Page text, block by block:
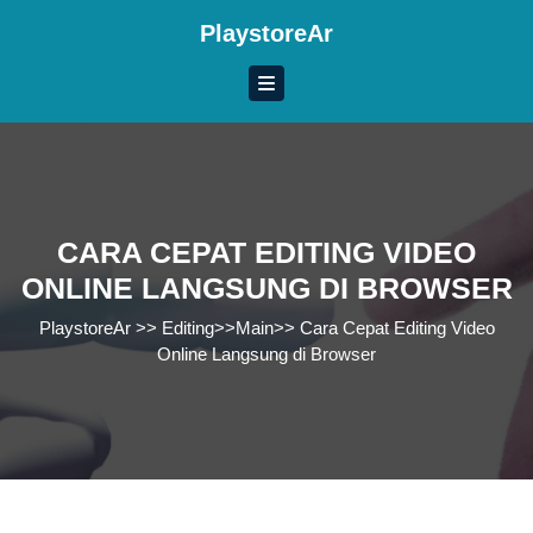
PlaystoreAr
CARA CEPAT EDITING VIDEO
ONLINE LANGSUNG DI BROWSER
PlaystoreAr>> Editing>>Main>> Cara Cepat Editing Video
Online Langsung di Browser